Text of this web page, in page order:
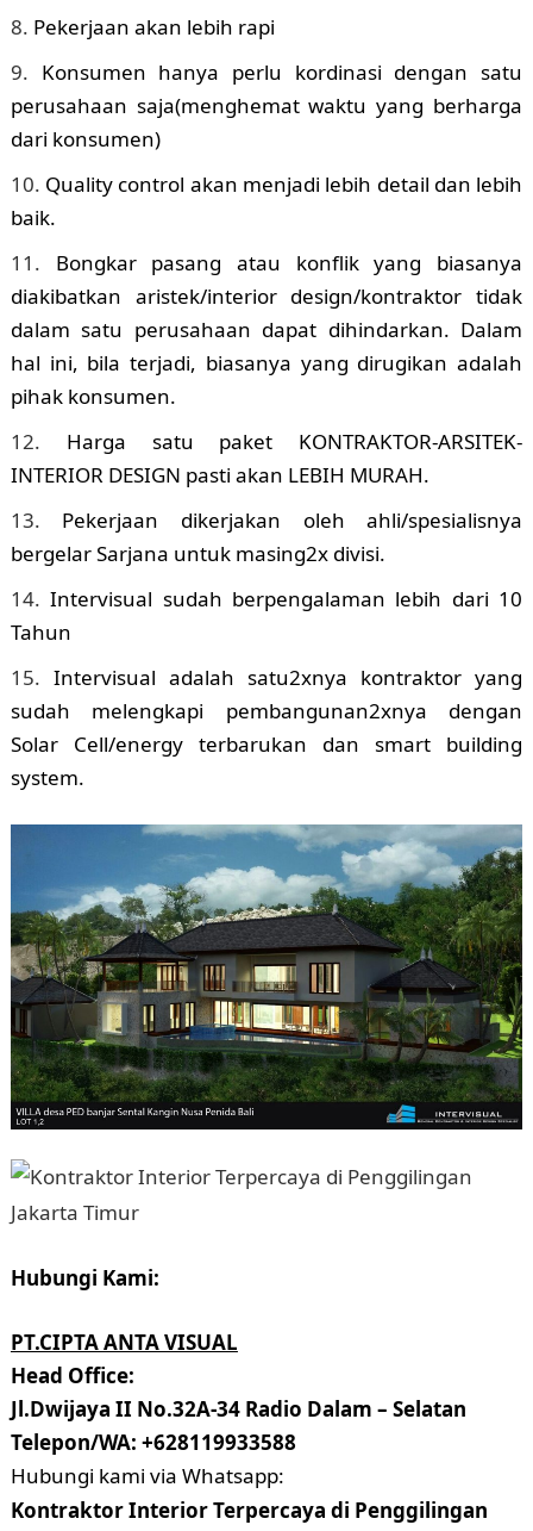
Pekerjaan akan lebih rapi
Konsumen hanya perlu kordinasi dengan satu
perusahaan saja(menghemat waktu yang berharga
dari konsumen)
Quality control akan menjadi lebih detail dan lebih
baik.
Bongkar pasang atau konflik yang biasanya
diakibatkan aristek/interior design/kontraktor tidak
dalam satu perusahaan dapat dihindarkan. Dalam
hal ini, bila terjadi, biasanya yang dirugikan adalah
pihak konsumen.
Harga satu paket KONTRAKTOR-ARSITEK-
INTERIOR DESIGN pasti akan LEBIH MURAH.
Pekerjaan dikerjakan oleh ahli/spesialisnya
bergelar Sarjana untuk masing2x divisi.
Intervisual sudah berpengalaman lebih dari 10
Tahun
Intervisual adalah satu2xnya kontraktor yang
sudah melengkapi pembangunan2xnya dengan
Solar Cell/energy terbarukan dan smart building
system.
Hubungi Kami:
PT.CIPTA ANTA VISUAL
Head Office:
Jl.Dwijaya II No.32A-34 Radio Dalam – Selatan
Telepon/WA: +628119933588
Hubungi kami via Whatsapp:
Kontraktor Interior Terpercaya di Penggilingan